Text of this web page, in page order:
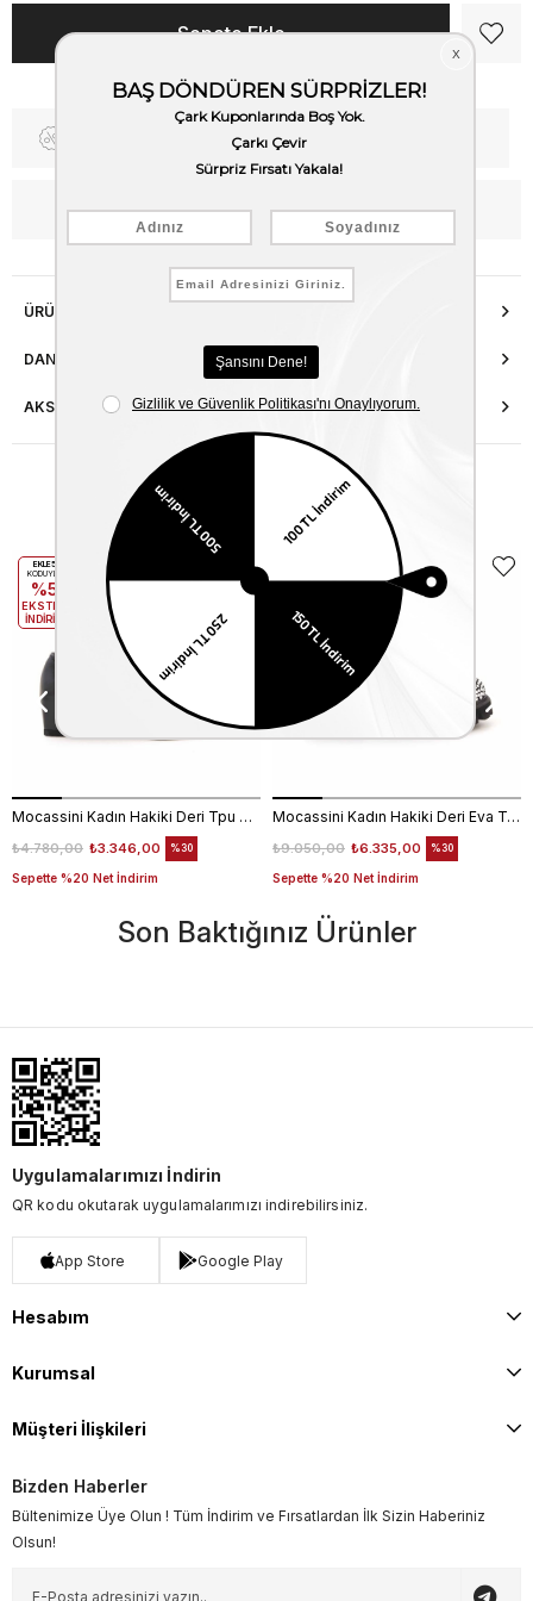
Fiyat Düşünce Haber Ver
WhatsApp’tan Bilgi Al
ÜRÜN ÖZELLIKLERI
DANIŞMA HATTI
AKSESUAR ONARIMI
Benzer Ürünler
Mocassini Kadın Hakiki Deri Tpu Taban Siyah Günlük Ayakkabı
₺3.346,00
₺4.780,00
Sepette %20 Net İndirim
%30
EKLE5
KODUYLA
%5
EKSTRA
İNDİRİM
Mocassini Kadın Hakiki Deri Eva Taban Beyaz Günlük Ayakkabı
₺6.335,00
₺9.050,00
Sepette %20 Net İndirim
%30
İNDİRİM
Son Baktığınız Ürünler
Uygulamalarımızı İndirin
QR kodu okutarak uygulamalarımızı indirebilirsiniz.
App Store Google Play
Hesabım
Kurumsal
Müşteri İlişkileri
Bizden Haberler
Bültenimize Üye Olun ! Tüm İndirim ve Fırsatlardan İlk Sizin Haberiniz
Olsun!